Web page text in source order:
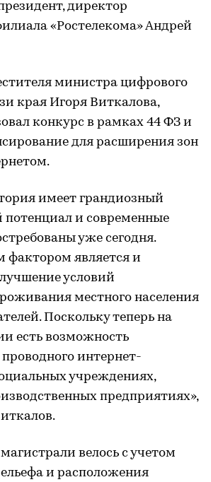
директор
«Ростелекома» Андрей
министра цифрового
края Игоря Виткалова,
конкурс в рамках 44 ФЗ и
для расширения зон
имеет грандиозный
потенциал и современные
уже сегодня.
является и
условий
местного населения
Поскольку теперь на
есть возможность
интернет-
учреждениях,
предприятиях»,
велось с учетом
и расположения